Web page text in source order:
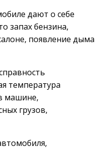
дают о себе
запах бензина,
появление дыма
температура
машине,
грузов,